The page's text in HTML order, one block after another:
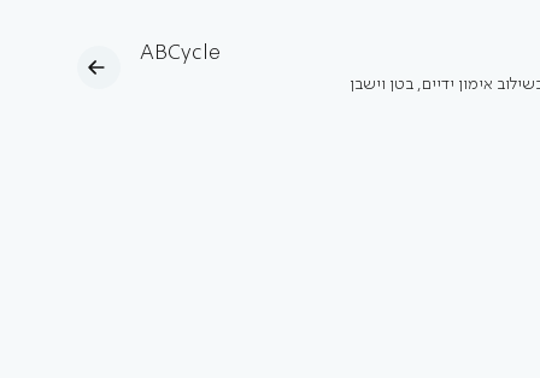
ABCycle
אימון ידיים, בטן וישבן